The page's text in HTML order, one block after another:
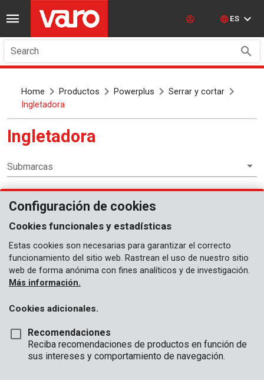
ES
Search
Home Productos Powerplus
Serrar y cortar
Ingletadora
Ingletadora
Submarcas
Serrar y cortar
Configuración de cookies
Cookies funcionales y estadísticas
Estas cookies son necesarias para garantizar el correcto
funcionamiento del sitio web. Rastrean el uso de nuestro sitio
web de forma anónima con fines analíticos y de investigación.
Más información.
Cookies adicionales.
Recomendaciones
Reciba recomendaciones de productos en función de
sus intereses y comportamiento de navegación.